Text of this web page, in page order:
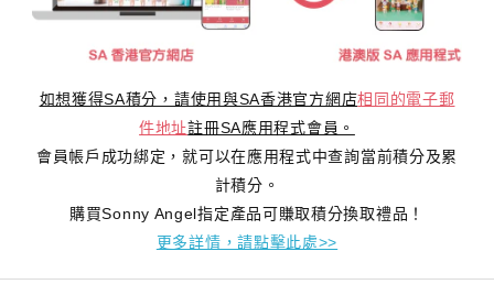
如想獲得SA積分，請使用與SA香港官方網店相同的電子郵
件地址註冊SA應用程式會員。
會員帳戶成功綁定，就可以在應用程式中查詢當前積分及累
計積分。
購買Sonny Angel指定產品可賺取積分換取禮品！
更多詳情，請點擊此處>>